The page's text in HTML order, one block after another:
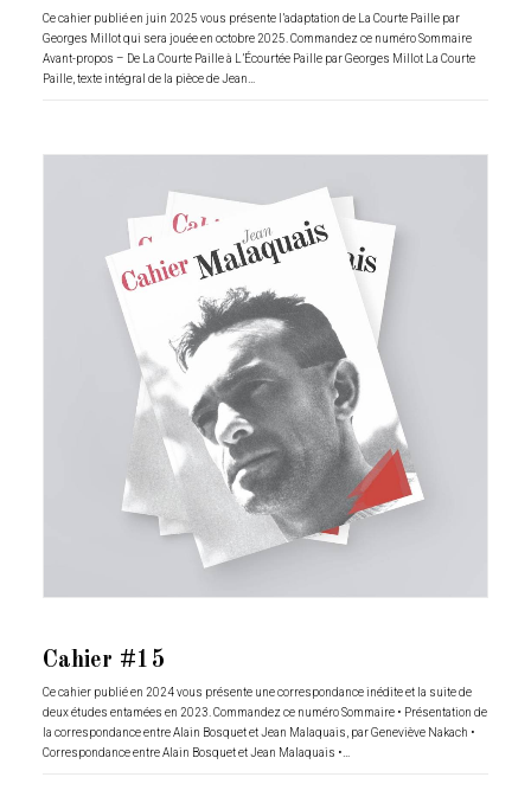
Ce cahier publié en juin 2025 vous présente l’adaptation de La Courte Paille par
Georges Millot qui sera jouée en octobre 2025. Commandez ce numéro Sommaire
Avant-propos – De La Courte Paille à L’Écourtée Paille par Georges Millot La Courte
Paille, texte intégral de la pièce de Jean…
Cahier #15
Ce cahier publié en 2024 vous présente une correspondance inédite et la suite de
deux études entamées en 2023. Commandez ce numéro Sommaire • Présentation de
la correspondance entre Alain Bosquet et Jean Malaquais, par Geneviève Nakach •
Correspondance entre Alain Bosquet et Jean Malaquais •…